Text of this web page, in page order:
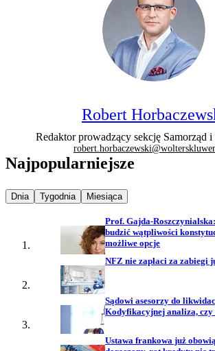
Robert
Redaktor prowadzący sekcję Samorząd i
Najpopularniejsze
Najpopularniejsze wiadomości z
Dnia Najpopularniejsze wiadomości z
Tygodnia Najpopularniejsze wiadomości z
Miesiąca
Prof. Gajda-
budzić wątpliwości
możliwe opcje
NFZ nie zapłaci za zabiegi
Sądowi asesorzy do
Kodyfikacyjnej analiza, czy
Ustawa frankowa już